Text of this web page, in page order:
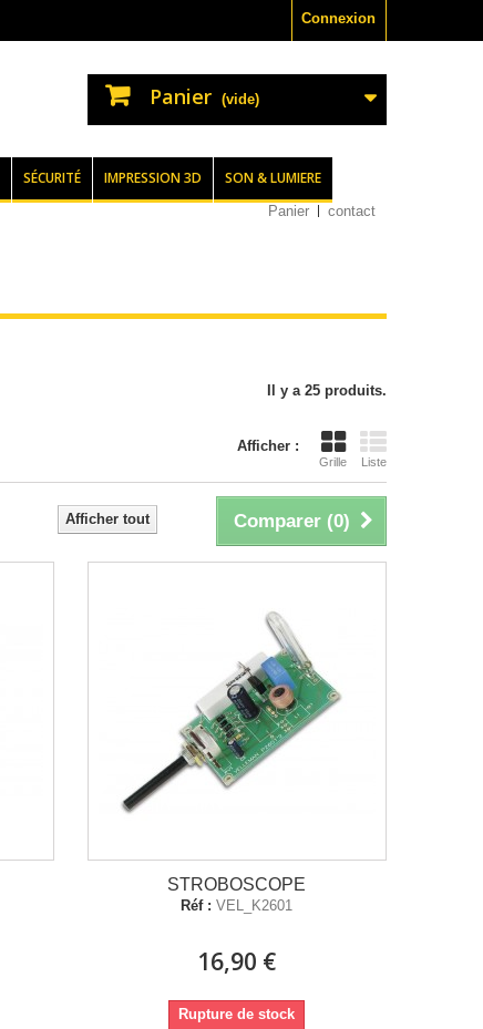
Connexion
Panier (vide)
SÉCURITÉ IMPRESSION 3D SON & LUMIERE
Panier contact
Il y a 25 produits.
Afficher :
Grille Liste
Comparer (0)
Afficher tout
STROBOSCOPE
Réf : VEL_K2601
16,90 €
Rupture de stock